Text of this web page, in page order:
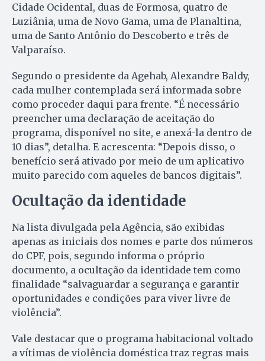
Cidade Ocidental, duas de Formosa, quatro de
Luziânia, uma de Novo Gama, uma de Planaltina,
uma de Santo Antônio do Descoberto e três de
Valparaíso.
Segundo o presidente da Agehab, Alexandre Baldy,
cada mulher contemplada será informada sobre
como proceder daqui para frente. “É necessário
preencher uma declaração de aceitação do
programa, disponível no site, e anexá-la dentro de
10 dias”, detalha. E acrescenta: “Depois disso, o
benefício será ativado por meio de um aplicativo
muito parecido com aqueles de bancos digitais”.
Ocultação da identidade
Na lista divulgada pela Agência, são exibidas
apenas as iniciais dos nomes e parte dos números
do CPF, pois, segundo informa o próprio
documento, a ocultação da identidade tem como
finalidade “salvaguardar a segurança e garantir
oportunidades e condições para viver livre de
violência”.
Vale destacar que o programa habitacional voltado
a vítimas de violência doméstica traz regras mais